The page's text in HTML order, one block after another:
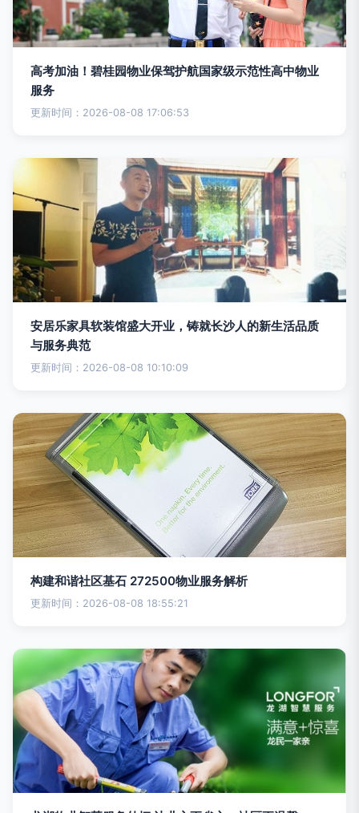
高考加油！碧桂园物业保驾护航国家级示范性高中物业
服务
更新时间：2026-08-08 17:06:53
安居乐家具软装馆盛大开业，铸就长沙人的新生活品质
与服务典范
更新时间：2026-08-08 10:10:09
构建和谐社区基石 272500物业服务解析
更新时间：2026-08-08 18:55:21